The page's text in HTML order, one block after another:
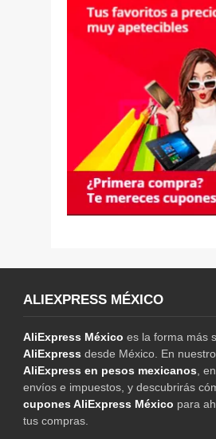
ALIEXPRESS MÉXICO
AliExpress México es la forma más
AliExpress desde México. En
AliExpress en pesos mexicanos ,
envíos e impuestos, y descubrirás
cupones AliExpress México para
tus compras.